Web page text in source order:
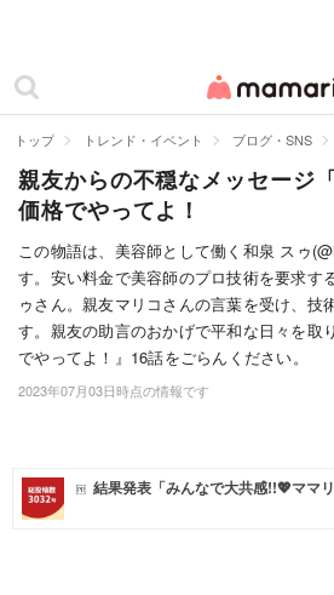
ママリ
カテゴリー一覧
妊娠
出産
赤ちゃん・育児
子育て・家族
病院
お仕事
トップ トレンド・イベント ブログ・SNS
親友からの不穏なメッセージ
価格でやってよ！
この物語は、美容師として働く和泉 スゥ
す。安い料金で美容師のプロ技術を要求す
ゥさん。親友マリコさんの言葉を受け、技
す。親友の助言のおかげで平和な日々を取
でやってよ！』16話をごらんください。
2023年07月03日時点の情報です
結果発表「みんなで大共感!!💖ママ